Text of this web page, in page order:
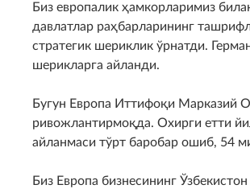
Биз европалик ҳамкорларимиз
давлатлар раҳбарларининг
стратегик шериклик ўрнатди.
шерикларга айланди.
Бугун Европа Иттифоқи Марказий
ривожлантирмоқда. Охирги етти
айланмаси тўрт баробар ошиб, 54
Биз Европа бизнесининг